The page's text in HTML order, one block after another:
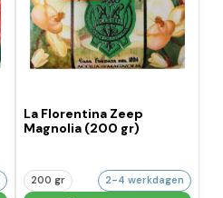
La Florentina Zeep
Magnolia (200 gr)
200 gr 2-4 werkdagen